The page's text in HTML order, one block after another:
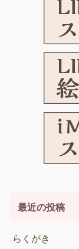
最近の投稿
らくがき